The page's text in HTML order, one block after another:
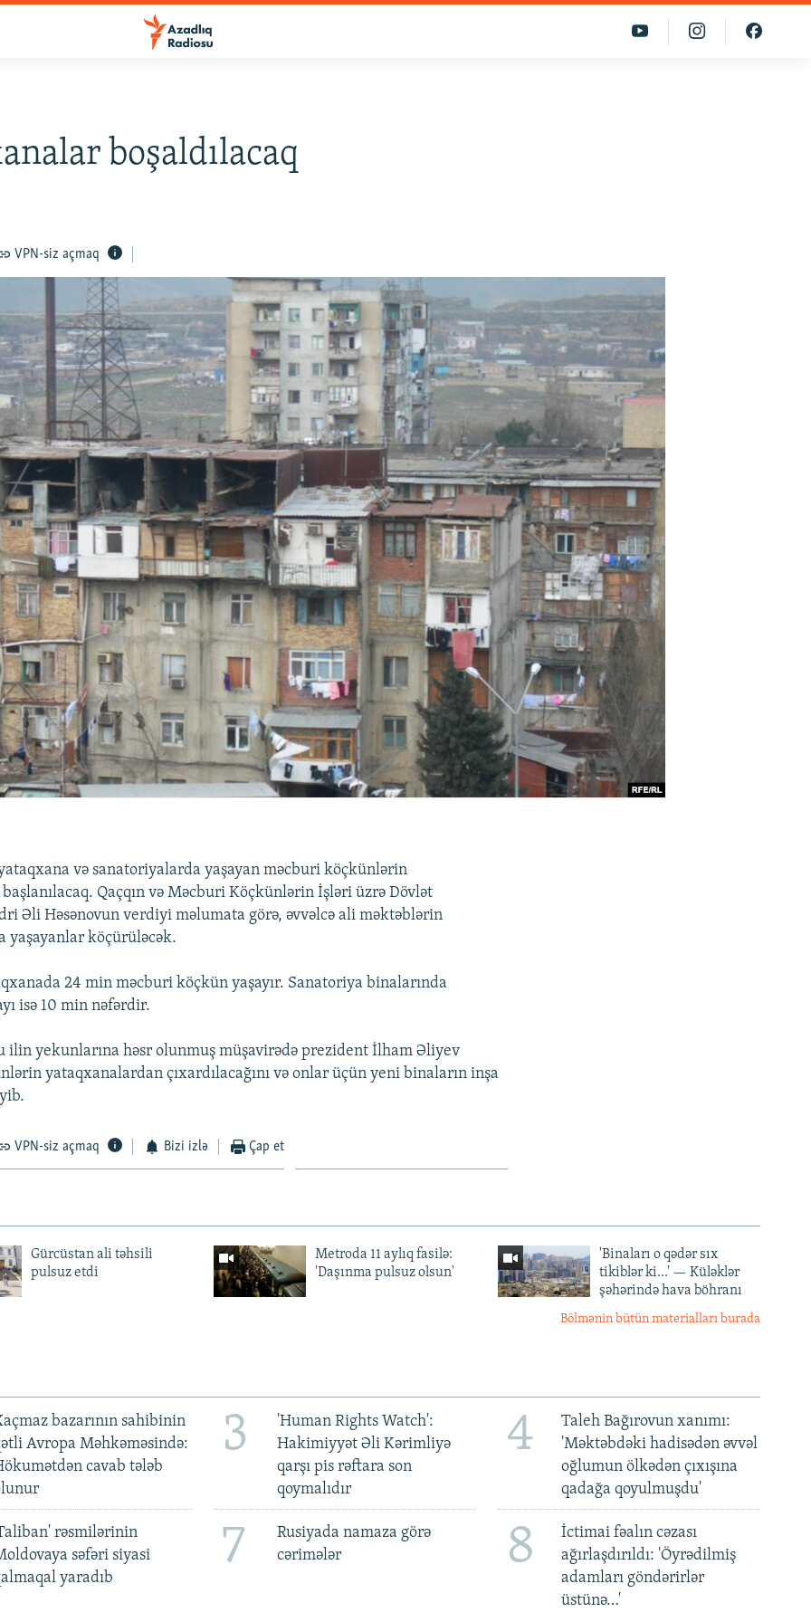
boşaldılacaq
VPN-siz açmaq
və sanatoriyalarda yaşayan məcburi köçkünlərin
Qaçqın və Məcburi Köçkünlərin İşləri üzrə Dövlət
Əli Həsənovun verdiyi məlumata görə, əvvəlcə ali məktəblərin
yaşayanlar köçürüləcək.
24 min məcburi köçkün yaşayır. Sanatoriya binalarında
isə 10 min nəfərdir.
ilin yekunlarına həsr olunmuş müşavirədə prezident İlham Əliyev
yataqxanalardan çıxardılacağını və onlar üçün yeni binaların inşa
VPN-siz açmaq Bizi izlə Çap et
Gürcüstan ali təhsili
pulsuz etdi
Metroda 11 aylıq fasilə:
'Daşınma pulsuz olsun'
'Binaları o qədər sıx
tikiblər ki...' — Küləklər
şəhərində hava böhranı
Bölmənin bütün materialları burada
bazarının sahibinin
Avropa Məhkəməsində:
cavab tələb
3
'Human Rights Watch':
Hakimiyyət Əli Kərimliyə
qarşı pis rəftara son
qoymalıdır
4
Taleh Bağırovun xanımı:
'Məktəbdəki hadisədən əvvəl
oğlumun ölkədən çıxışına
qadağa qoyulmuşdu'
rəsmilərinin
səfəri siyasi
yaradıb
7
Rusiyada namaza görə
cərimələr
8
İctimai fəalın cəzası
ağırlaşdırıldı: 'Öyrədilmiş
adamları göndərirlər
üstünə…'